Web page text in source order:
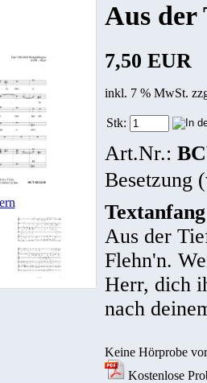
Aus
7,50 EUR
inkl. 7 % MwSt.
Stk:
Art.Nr.:
Besetzung
Aus der
Flehn'n.
Herr, dich
nach
Keine Hörprobe
Kostenlose